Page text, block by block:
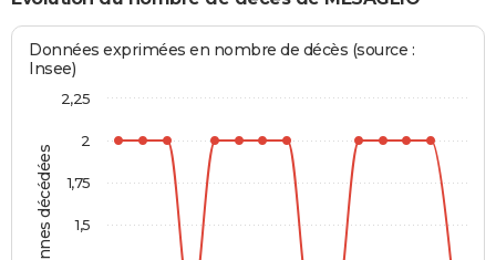
Personnes décédées
Données exprimées en nombre de décès (source :
Insee)
1,5
1,75
2
2,25